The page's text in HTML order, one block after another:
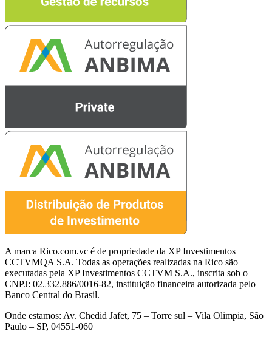
A marca Rico.com.vc é de propriedade da XP Investimentos
CCTVMQA S.A. Todas as operações realizadas na Rico são
executadas pela XP Investimentos CCTVM S.A., inscrita sob o
CNPJ: 02.332.886/0016-82, instituição financeira autorizada pelo
Banco Central do Brasil.
Onde estamos: Av. Chedid Jafet, 75 – Torre sul – Vila Olimpia, São
Paulo – SP, 04551-060